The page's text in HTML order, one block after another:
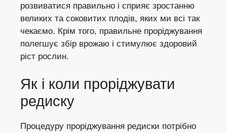
розвиватися правильно і сприяє зростанню
великих та соковитих плодів, яких ми всі так
чекаємо. Крім того, правильне проріджування
полегшує збір врожаю і стимулює здоровий
ріст рослин.
Як і коли проріджувати
редиску
Процедуру проріджування редиски потрібно